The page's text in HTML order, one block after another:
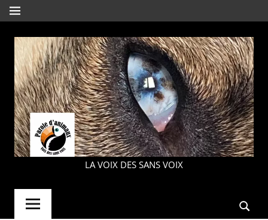
Aller
au
contenu
MENU
PAROLE
LA VOIX DES SANS VOIX